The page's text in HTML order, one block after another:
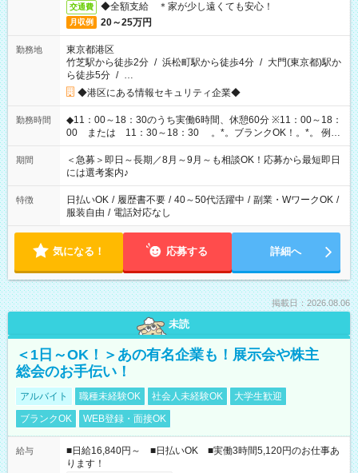
交通費 ◆全額支給 ＊家が少し遠くても安心！
月収例 20～25万円
勤務地
東京都港区
竹芝駅から徒歩2分 / 浜松町駅から徒歩4分 / 大門(東京都)駅か
ら徒歩5分 / …
◆港区にある情報セキュリティ企業◆
勤務時間
◆11：00～18：30のうち実働6時間、休憩60分 ※11：00～18：
00 または 11：30～18：30 。*。ブランクOK！。*。 例え
ば前職が、 在宅/財団法人/事務/コールセンター/受付/販売/カフェ
スタッフ スイーツ販売/ホテルフロント/化粧品販売/など 様々な
業界から入社して活躍されています♪
期間
＜急募＞即日～長期／8月～9月～も相談OK！応募から最短即日
には選考案内♪
特徴 日払いOK / 履歴書不要 / 40～50代活躍中 / 副業・WワークOK /
服装自由 / 電話対応なし
気になる！ 応募する 詳細へ
掲載日：2026.08.06
未読
＜1日～OK！＞あの有名企業も！展示会や株主
総会のお手伝い！
アルバイト 職種未経験OK 社会人未経験OK
大学生歓迎
ブランクOK
WEB登録・面接OK
給与
■日給16,840円～ ■日払いOK ■実働3時間5,120円のお仕事あ
ります！